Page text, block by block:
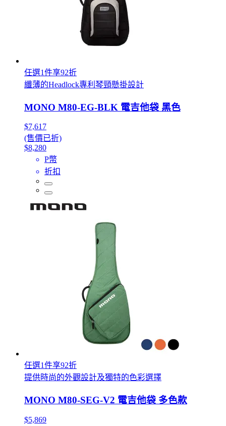
任選1件享92折
纖薄的Headlock專利琴頸懸掛設計
MONO M80-EG-BLK 電吉他袋 黑色
$7,617
(售價已折)
$8,280
P幣
折扣
任選1件享92折
提供時尚的外觀設計及獨特的色彩選擇
MONO M80-SEG-V2 電吉他袋 多色款
$5,869